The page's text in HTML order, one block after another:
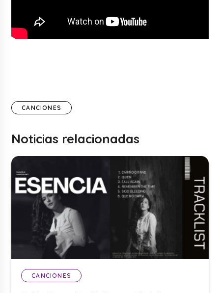
CANCIONES
Noticias relacionadas
CANCIONES